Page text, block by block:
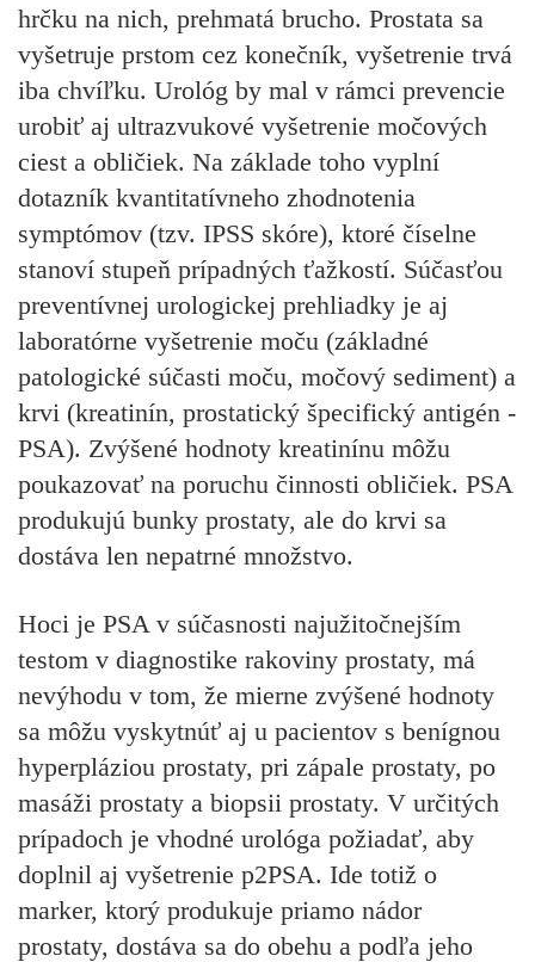
hrčku na nich, prehmatá brucho. Prostata sa
vyšetruje prstom cez konečník, vyšetrenie trvá
iba chvíľku. Urológ by mal v rámci prevencie
urobiť aj ultrazvukové vyšetrenie močových
ciest a obličiek. Na základe toho vyplní
dotazník kvantitatívneho zhodnotenia
symptómov (tzv. IPSS skóre), ktoré číselne
stanoví stupeň prípadných ťažkostí. Súčasťou
preventívnej urologickej prehliadky je aj
laboratórne vyšetrenie moču (základné
patologické súčasti moču, močový sediment) a
krvi (kreatinín, prostatický špecifický antigén -
PSA). Zvýšené hodnoty kreatinínu môžu
poukazovať na poruchu činnosti obličiek. PSA
produkujú bunky prostaty, ale do krvi sa
dostáva len nepatrné množstvo.
Hoci je PSA v súčasnosti najužitočnejším
testom v diagnostike rakoviny prostaty, má
nevýhodu v tom, že mierne zvýšené hodnoty
sa môžu vyskytnúť aj u pacientov s benígnou
hyperpláziou prostaty, pri zápale prostaty, po
masáži prostaty a biopsii prostaty. V určitých
prípadoch je vhodné urológa požiadať, aby
doplnil aj vyšetrenie p2PSA. Ide totiž o
marker, ktorý produkuje priamo nádor
prostaty, dostáva sa do obehu a podľa jeho